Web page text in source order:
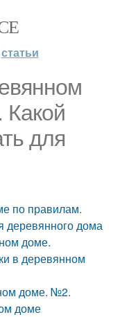
статьи
для
по правилам.
деревянного дома
доме.
в деревянном
доме. №2.
доме